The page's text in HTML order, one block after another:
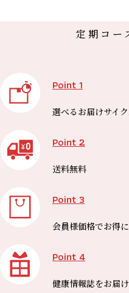
定期コー
Point 1
選べる お届けサイ
Point 2
送料無料
Point 3
会員様価格でお得に
Point 4
健康情報誌をお届け